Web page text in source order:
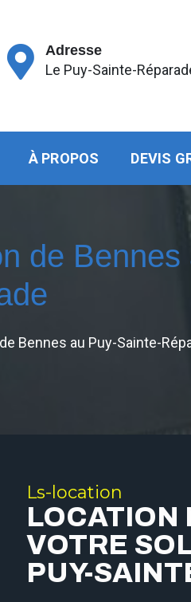
Adresse
Le Puy-Sainte-
À PROPOS DEVIS
de
Bennes au Puy-Sainte-
Ls-location
LOCATION
VOTRE
PUY-